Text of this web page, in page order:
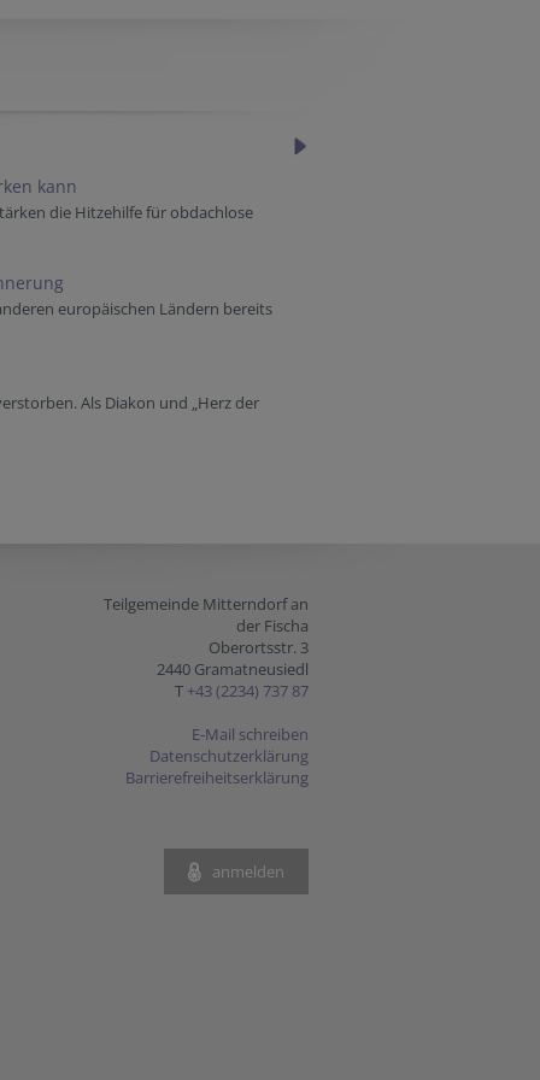
kann
die Hitzehilfe für obdachlose
europäischen Ländern bereits
Als Diakon und „Herz der
Teilgemeinde Mitterndorf an
der Fischa
Oberortsstr. 3
2440 Gramatneusiedl
T +43 (2234) 737 87
E-Mail schreiben
Datenschutzerklärung
Barrierefreiheitserklärung
anmelden